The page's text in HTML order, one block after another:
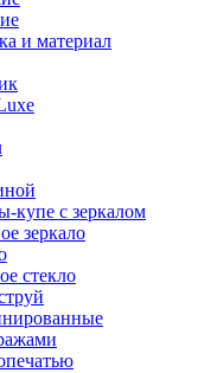
и материал
купе с зеркалом
зеркало
стекло